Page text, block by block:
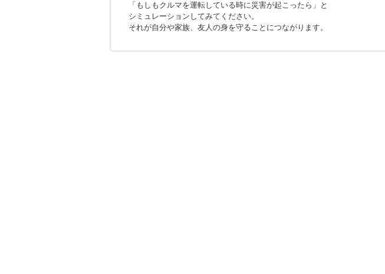
「もしもクルマを運転している時に災害が起こったら」と
シミュレーションしてみてください。
それが自分や家族、友人の身を守ることにつながります。